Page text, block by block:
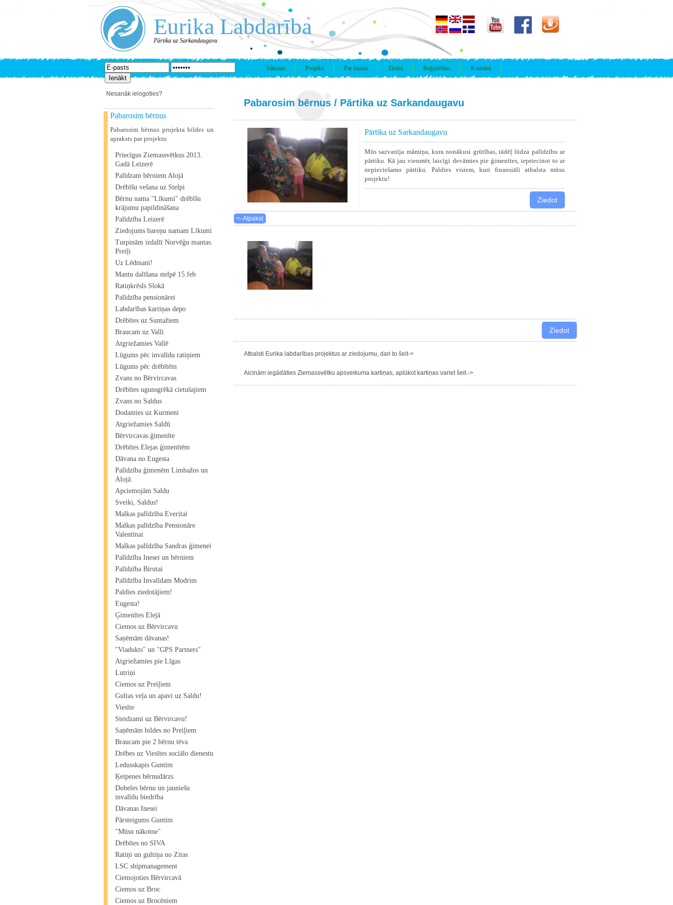
Eurika Labdarība
Pārtika uz Sarkandaugavu
Sākums Projekti Par mums Ziedot Reģistrēties Kontakti
Nesanāk ielogoties?
Pabarosim bērnus
Pabarosim bērnus projekta bildes un
apraksts par projektu
Priecīgus Ziemassvētkus 2013.
Gadā Leizerē
Palīdzam bērniem Alojā
Drēbīšu vešana uz Stelpi
Bērnu nama "Līkumi" drēbīšu
krājumu papildināšana
Palīdzība Leizerē
Ziedojums bareņu namam Līkumi
Turpinām izdalīt Norvēģu mantas.
Preiļi
Uz Lēdmani!
Mantu dalīšana stelpē 15.feb
Ratiņkrēsls Slokā
Palīdzība pensionārei
Labdarības kartiņas depo
Drēbītes uz Suntažiem
Braucam uz Valli
Atgriežamies Vallē
Lūgums pēc invalīdu ratiņiem
Lūgums pēc drēbītēm
Zvans no Bērvircavas
Drēbītes ugunsgrēkā cietušajiem
Zvans no Saldus
Dodamies uz Kurmeni
Atgriežamies Saldū
Bērvircavas ģimenīte
Drēbītes Elejas ģimenītēm
Dāvana no Eugesta
Palīdzība ģimenēm Limbažos un
Alojā.
Apciemojām Saldu
Sveiki, Saldus!
Malkas palīdzība Everitai
Malkas palīdzība Pensionāre
Valentīnai
Malkas palīdzība Sandras ģimenei
Palīdzība Inesei un bērniem
Palīdzība Birutai
Palīdzība Invalīdam Modrim
Paldies ziedotājiem!
Eugesta!
Ģimenītes Elejā
Ciemos uz Bērvircavu
Saņēmām dāvanas!
"Viadukts" un "GPS Partners"
Atgriežamies pie Līgas
Lutriņi
Ciemos uz Preiļiem
Gultas veļa un apavi uz Saldu!
Viesīte
Steidzami uz Bērvircavu!
Saņēmām bildes no Preiļiem
Braucam pie 2 bērnu tēva
Drēbes uz Viesītes sociālo dienestu
Ledusskapis Guntim
Ķeipenes bērnudārzs
Dobeles bērnu un jauniešu
invalīdu biedrība
Dāvanas Inesei
Pārsteigums Guntim
"Mūsu nākotne"
Drēbītes no SIVA
Ratiņi un gultiņa no Zitas
LSC shipmanagement
Ciemojoties Bērvircavā
Ciemos uz Broc
Ciemos uz Brocēniem
Pabarosim bērnus / Pārtika uz Sarkandaugavu
Pārtika uz Sarkandaugavu
Mūs sazvanīja māmiņa, kura nonākusi grūtības, tādēļ lūdza palīdzību ar
pārtiku. Kā jau vienmēr, laicīgi devāmies pie ģimenītes, iepriecinot to ar
nepieciešamo pārtiku. Paldies visiem, kuri finansiāli atbalsta mūsu
projektu!
<- Atpakaļ
Atbalsti Eurika labdarības projektus ar ziedojumu, dari to šeit->
Aicinām iegādāties Ziemassvētku apsveikuma kartiņas, aplūkot kartiņas variet šeit.->